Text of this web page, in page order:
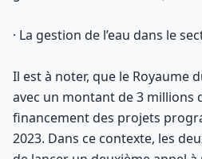
· La gestion de l’eau dans le
Il est à noter, que le Royaume
avec un montant de 3 millions
financement des projets
2023. Dans ce contexte, les